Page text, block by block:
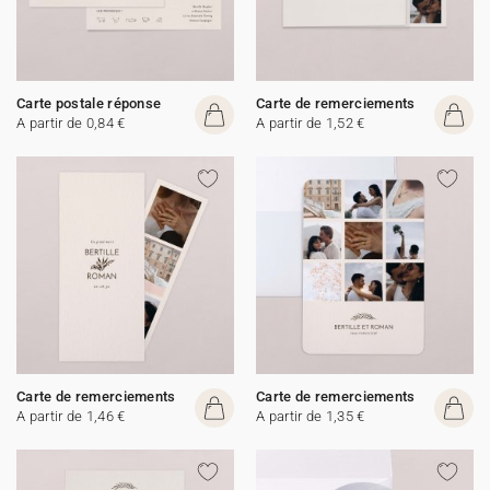
Carte postale réponse
A partir de 0,84 €
Carte de remerciements
A partir de 1,52 €
Carte de remerciements
A partir de 1,46 €
Carte de remerciements
A partir de 1,35 €